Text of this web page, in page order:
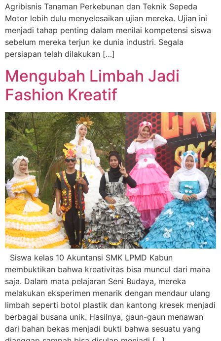
Agribisnis Tanaman Perkebunan dan Teknik Sepeda
Motor lebih dulu menyelesaikan ujian mereka. Ujian ini
menjadi tahap penting dalam menilai kompetensi siswa
sebelum mereka terjun ke dunia industri. Segala
persiapan telah dilakukan […]
Mengubah Limbah Jadi
Fashion Kreatif
Siswa kelas 10 Akuntansi SMK LPMD Kabun
membuktikan bahwa kreativitas bisa muncul dari mana
saja. Dalam mata pelajaran Seni Budaya, mereka
melakukan eksperimen menarik dengan mendaur ulang
limbah seperti botol plastik dan kantong kresek menjadi
berbagai busana unik. Hasilnya, gaun-gaun menawan
dari bahan bekas menjadi bukti bahwa sesuatu yang